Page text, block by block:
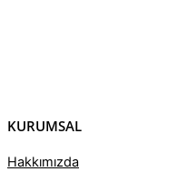
KURUMSAL
Hakkımızda